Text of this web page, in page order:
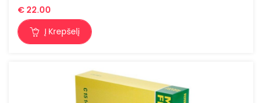
€ 22.00
Į Krepšelį